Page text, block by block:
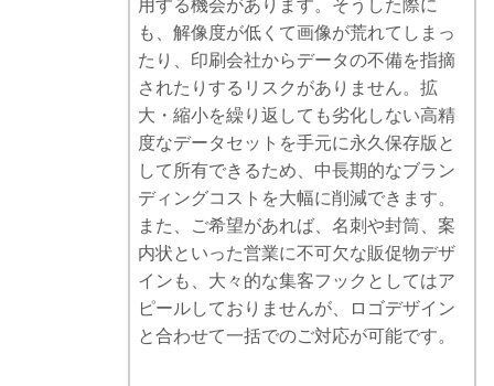
用する機会があります。そうした際に
も、解像度が低くて画像が荒れてしまっ
たり、印刷会社からデータの不備を指摘
されたりするリスクがありません。拡
大・縮小を繰り返しても劣化しない高精
度なデータセットを手元に永久保存版と
して所有できるため、中長期的なブラン
ディングコストを大幅に削減できます。
また、ご希望があれば、名刺や封筒、案
内状といった営業に不可欠な販促物デザ
インも、大々的な集客フックとしてはア
ピールしておりませんが、ロゴデザイン
と合わせて一括でのご対応が可能です。